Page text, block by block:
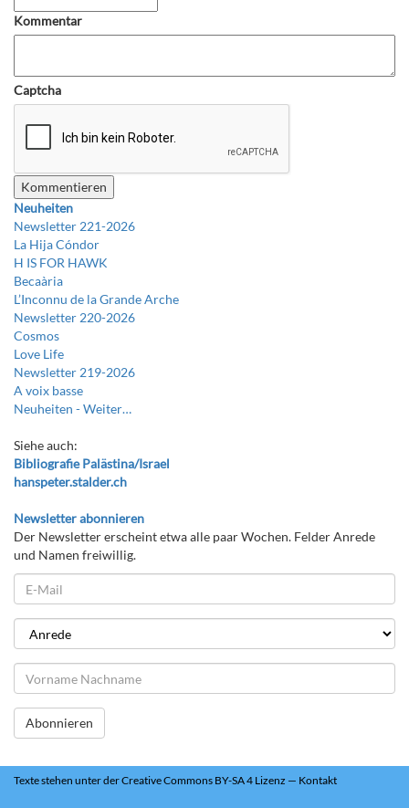
Kommentar
Captcha
Neuheiten
Newsletter 221-2026
La Hija Cóndor
H IS FOR HAWK
Becaària
L’Inconnu de la Grande Arche
Newsletter 220-2026
Cosmos
Love Life
Newsletter 219-2026
A voix basse
Neuheiten -Weiter…
Siehe auch:
Bibliografie Palästina/Israel
hanspeter.stalder.ch
Newsletter abonnieren
Der Newsletter erscheint etwa alle paar Wochen. Felder Anrede
und Namen freiwillig.
Abonnieren
Textestehen unter derCreative Commons BY-SA 4 Lizenz — Kontakt